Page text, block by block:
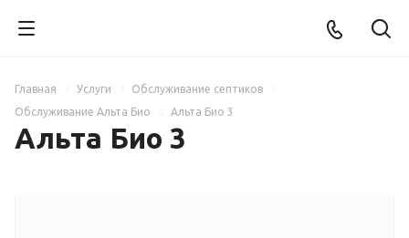
Главная Услуги
Обслуживание септиков
Обслуживание Альта Био
Альта Био 3
Альта Био 3